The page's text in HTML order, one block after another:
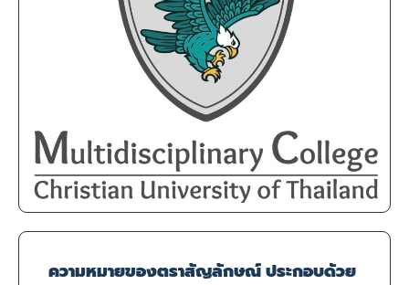
ความหมายของตราสัญลักษณ์ ประกอบด้วย